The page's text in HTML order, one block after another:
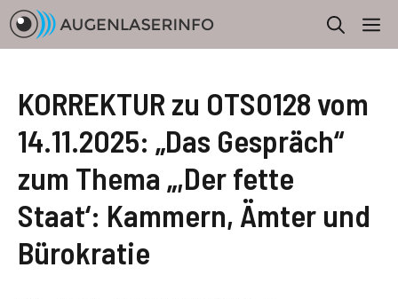
Zum
Inhalt
springen
KORREKTUR zu OTS0128 vom
14.11.2025: „Das Gespräch“
zum Thema „,Der fette
Staat‘: Kammern, Ämter und
Bürokratie